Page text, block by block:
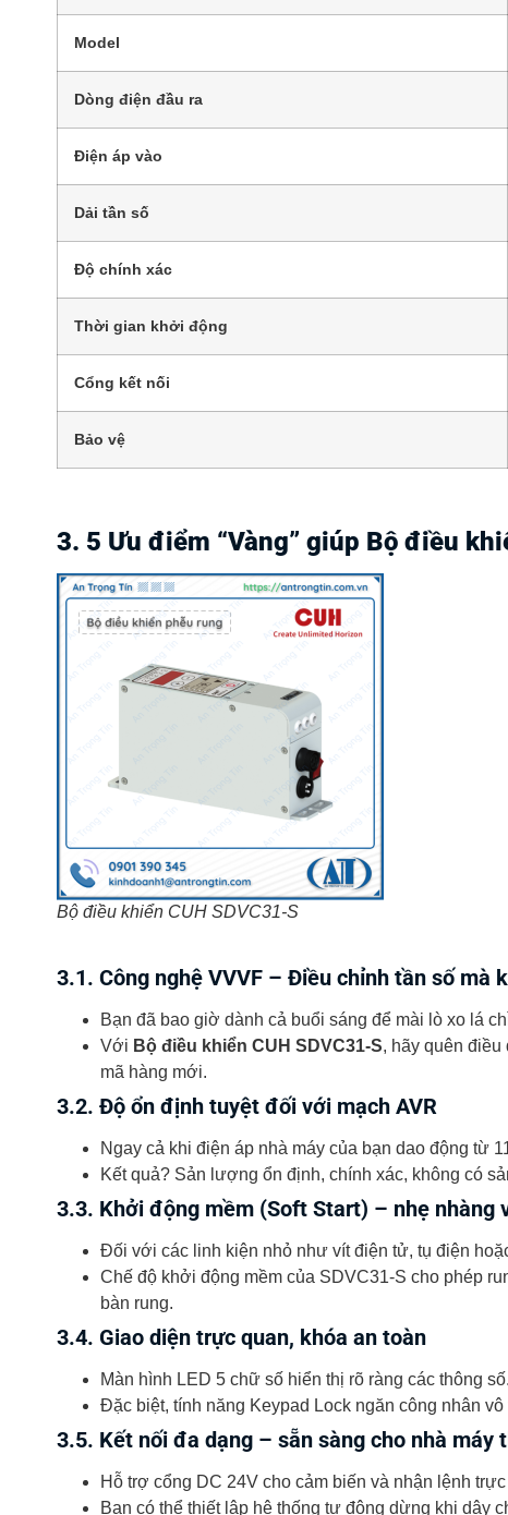
Model
Dòng điện đầu ra
Điện áp vào
Dải tần số
Độ chính xác
Thời gian khởi động
Cổng kết nối
Bảo vệ
3. 5 Ưu điểm “Vàng” giúp Bộ điều
Bộ điều khiển CUH SDVC31-S
3.1. Công nghệ VVVF – Điều chỉnh tần số mà
Bạn đã bao giờ dành cả buổi sáng để mài lò xo lá
Với Bộ điều khiển CUH SDVC31-S, hãy quên
mã hàng mới.
3.2. Độ ổn định tuyệt đối với mạch AVR
Ngay cả khi điện áp nhà máy của bạn dao động từ
Kết quả? Sản lượng ổn định, chính xác, không có
3.3. Khởi động mềm (Soft Start) – nhẹ nhàng
Đối với các linh kiện nhỏ như vít điện tử, tụ điện
Chế độ khởi động mềm của SDVC31-S cho phép
bàn rung.
3.4. Giao diện trực quan, khóa an toàn
Màn hình LED 5 chữ số hiển thị rõ ràng các thông số.
Đặc biệt, tính năng Keypad Lock ngăn công nhân
3.5. Kết nối đa dạng – sẵn sàng cho nhà máy
Hỗ trợ cổng DC 24V cho cảm biến và nhận lệnh
Bạn có thể thiết lập hệ thống tự động dừng khi dây